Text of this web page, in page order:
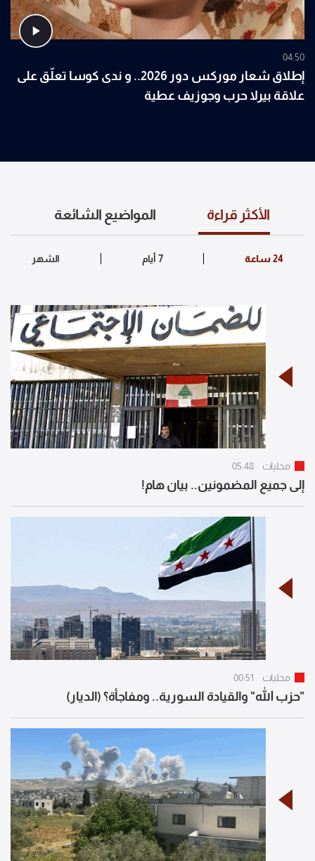
04:50
إطلاق شعار موركس دور 2026.. و ندى كوسا تعلّق على
علاقة بيرلا حرب وجوزيف عطية
الأكثر قراءة المواضيع الشائعة
محليات 05:48
إلى جميع المضمونين.. بيان هام!
محليات 00:51
"حزب الله" والقيادة السورية.. ومفاجأة؟ (الديار)